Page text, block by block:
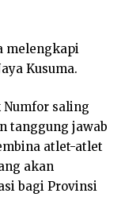
melengkapi
Kusuma.
Numfor saling
tanggung jawab
atlet-atlet
akan
bagi Provinsi